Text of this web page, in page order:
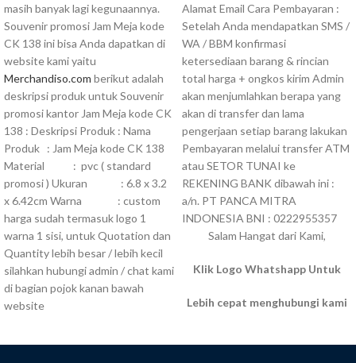
masih banyak lagi kegunaannya.
Souvenir promosi Jam Meja kode
CK 138 ini bisa Anda dapatkan di
website kami yaitu
Merchandiso.com berikut adalah
deskripsi produk untuk Souvenir
promosi kantor Jam Meja kode CK
138 : Deskripsi Produk : Nama
Produk : Jam Meja kode CK 138
Material : pvc ( standard
promosi ) Ukuran : 6.8 x 3.2
x 6.42cm Warna : custom
harga sudah termasuk logo 1
warna 1 sisi, untuk Quotation dan
Quantity lebih besar / lebih kecil
silahkan hubungi admin / chat kami
di bagian pojok kanan bawah
website
Alamat Email Cara Pembayaran :
Setelah Anda mendapatkan SMS /
WA / BBM konfirmasi
ketersediaan barang & rincian
total harga + ongkos kirim Admin
akan menjumlahkan berapa yang
akan di transfer dan lama
pengerjaan setiap barang lakukan
Pembayaran melalui transfer ATM
atau SETOR TUNAI ke
REKENING BANK dibawah ini :
a/n. PT PANCA MITRA
INDONESIA BNI : 0222955357
Salam Hangat dari Kami,
Klik Logo Whatshapp Untuk
Lebih cepat menghubungi kami